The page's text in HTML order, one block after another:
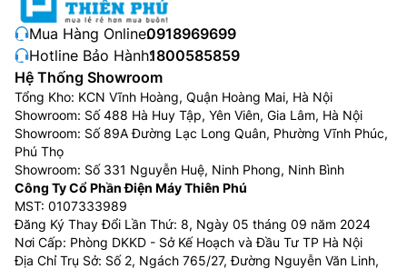
Trải nghiệm điện ảnh tại gia:
65QNED86TSA được trang bị công nghệ HDR10 Pro
mang lại hình ảnh tuyệt sắc cho bất kỳ thước phim
nào với độ tương phản chính xác hoàn hảo.
Dolby Vision & FILMMAKER Mode:Hình ảnh cực kỳ
sống động của Dolby Vision kết hợp với sự hỗ trợ của
FILMMAKER MODE™ giúp bảo toàn ý đồ của đạo diễn,
mang thế giới thật như bước ra từ khung hình ảo, để
mỗi thước phim đều hấp dẫn đến lạ kỳ.
Mua Hàng Online:0918969699
Hotline Bảo Hành:1800585859
Hệ Thống Showroom
Tổng Kho: KCN Vĩnh Hoàng, Quận Hoàng Mai, Hà Nội
Showroom: Số 488 Hà Huy Tập, Yên Viên, Gia Lâm, Hà Nội
Showroom: Số 89A Đường Lạc Long Quân, Phường Vĩnh Phúc,
Phú Thọ
Showroom: Số 331 Nguyễn Huệ, Ninh Phong, Ninh Bình
Công Ty Cổ Phần Điện Máy Thiên Phú
MST: 0107333989
Đăng Ký Thay Đổi Lần Thứ: 8, Ngày 05 tháng 09 năm 2024
Nơi Cấp: Phòng DKKD - Sở Kế Hoạch và Đầu Tư TP Hà Nội
Địa Chỉ Trụ Sở: Số 2, Ngách 765/27, Đường Nguyễn Văn Linh,